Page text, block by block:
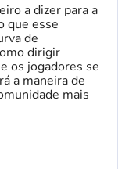
a dizer para a
que esse
de
dirigir
os jogadores se
a maneira de
mais